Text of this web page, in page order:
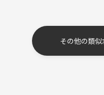
その他の類